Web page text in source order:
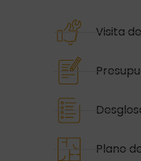
Visita
Plano